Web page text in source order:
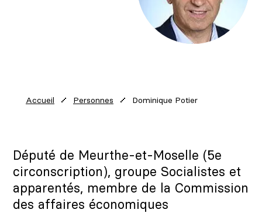
Accueil Personnes Dominique Potier
Député de Meurthe-et-Moselle (5e
circonscription), groupe Socialistes et
apparentés, membre de la Commission
des affaires économiques